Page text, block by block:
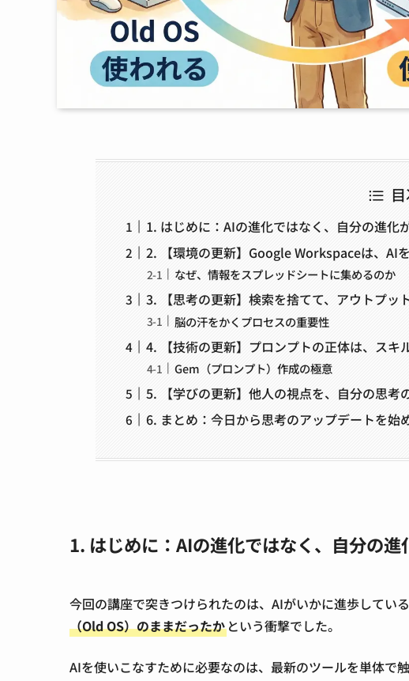
1. はじめに：AIの進化ではなく、自分の進化
2. 【環境の更新】Google Workspaceは、AI
なぜ、情報をスプレッドシートに集めるのか
3. 【思考の更新】検索を捨てて、アウトプッ
脳の汗をかくプロセスの重要性
4. 【技術の更新】プロンプトの正体は、スキ
Gem（プロンプト）作成の極意
5. 【学びの更新】他人の視点を、自分の思考
6. まとめ：今日から思考のアップデートを始
1. はじめに：AIの進化ではなく、自分の進
今回の講座で突きつけられたのは、AIがいかに進歩してい
（Old OS）のままだったか という衝撃でした。
AIを使いこなすために必要なのは、最新のツールを単体で